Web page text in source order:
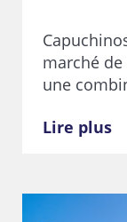
marché
une
Lire plus